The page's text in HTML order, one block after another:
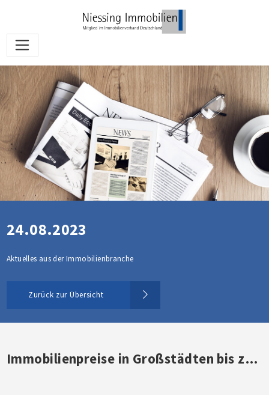
24.08.2023
Aktuelles aus der Immobilienbranche
Zurück zur Übersicht
Immobilienpreise in Großstädten bis zu 17 Prozent unter Allzeithoch